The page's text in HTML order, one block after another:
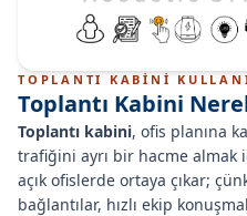
TOPLANTI KABİNİ
Toplantı Kabini
Toplantı kabini, ofis planına
trafiğini ayrı bir hacme almak
açık ofislerde ortaya çıkar;
bağlantılar, hızlı ekip